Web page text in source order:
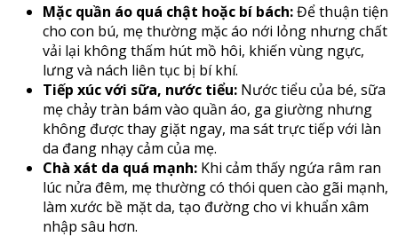
Mặc quần áo quá chật hoặc bí bách:Để thuận tiện
cho con bú, mẹ thường mặc áo nới lỏng nhưng chất
vải lại không thấm hút mồ hôi, khiến vùng ngực,
lưng và nách liên tục bị bí khí.
Tiếp xúc với sữa, nước tiểu: Nước tiểu của bé, sữa
mẹ chảy tràn bám vào quần áo, ga giường nhưng
không được thay giặt ngay, ma sát trực tiếp với làn
da đang nhạy cảm của mẹ.
Chà xát da quá mạnh: Khi cảm thấy ngứa râm ran
lúc nửa đêm, mẹ thường có thói quen cào gãi mạnh,
làm xước bề mặt da, tạo đường cho vi khuẩn xâm
nhập sâu hơn.